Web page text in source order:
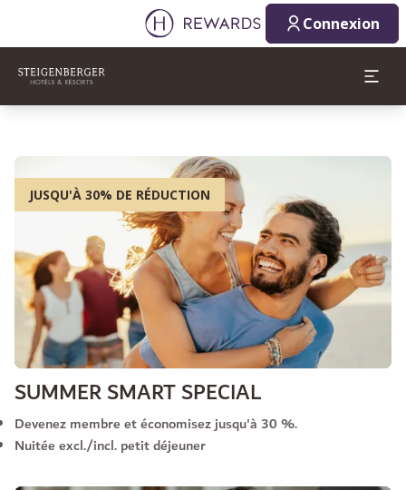
Connexion
JUSQU'À 30% DE RÉDUCTION
SUMMER SMART SPECIAL
Devenez membre et économisez jusqu'à 30 %.
Nuitée excl./incl. petit déjeuner